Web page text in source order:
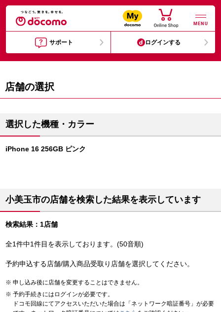
MENU
サポート ログインする
店舗の選択
選択した機種・カラー
iPhone 16 256GB ピンク
小美玉市の店舗を検索した結果を表示しています
検索結果：1店舗
全1件中1件目を表示しております。(50音順)
予約申込する店舗/購入商品受取り店舗を選択してください。
申し込み後に店舗を変更することはできません。
予約手続きにはログインが必要です。
ドコモ回線にてアクセスいただいた場合は「ネットワーク暗証番号」が必要